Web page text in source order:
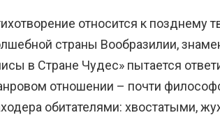
относится к позднему
страны Вообразилии,
в Стране Чудес» пытается
отношении – почти
обитателями: хвостатыми,